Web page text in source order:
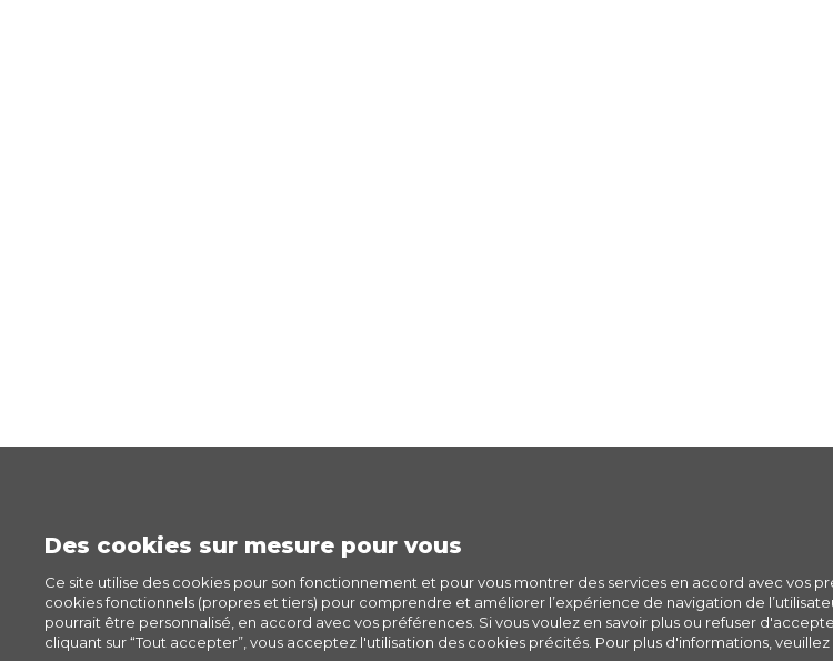
Des cookies sur mesure pour vous
Ce site utilise des cookies pour son fonctionnement et pour vous montrer des services en accord avec vos
cookies fonctionnels (propres et tiers) pour comprendre et améliorer l’expérience de navigation de
pourrait être personnalisé, en accord avec vos préférences. Si vous voulez en savoir plus ou refuser
cliquant sur “Tout accepter”, vous acceptez l'utilisation des cookies précités. Pour plus d'informations,